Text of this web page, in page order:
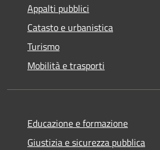
Appalti pubblici
Catasto e urbanistica
Turismo
Mobilità e trasporti
Educazione e formazione
Giustizia e sicurezza pubblica